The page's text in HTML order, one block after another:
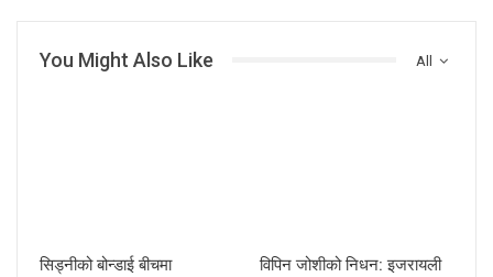
All
You Might Also Like
सिड्नीको बोन्डाई बीचमा
विपिन जोशीको निधन: इजरायली